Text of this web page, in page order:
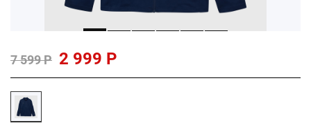
7 599 Р 2 999 Р